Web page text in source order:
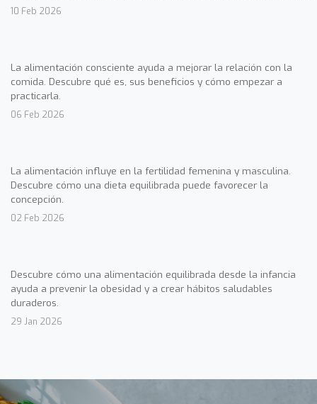
10 Feb 2026
La alimentación consciente ayuda a mejorar la relación con la
comida. Descubre qué es, sus beneficios y cómo empezar a
practicarla.
06 Feb 2026
La alimentación influye en la fertilidad femenina y masculina.
Descubre cómo una dieta equilibrada puede favorecer la
concepción.
02 Feb 2026
Descubre cómo una alimentación equilibrada desde la infancia
ayuda a prevenir la obesidad y a crear hábitos saludables
duraderos.
29 Jan 2026